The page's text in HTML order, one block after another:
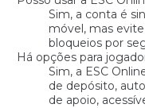
Sim, a conta é
móvel, mas
bloqueios por
Há opções para
Sim, a ESC
de depósito,
de apoio,